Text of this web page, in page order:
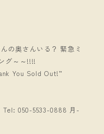
の奥さんいる？ 緊急ミ
グ～～!!!!
You Sold Out!”
Tel: 050-5533-0888 月-